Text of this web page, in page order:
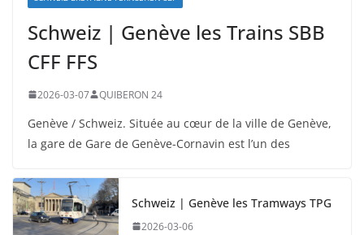
Schweiz | Genève les Trains SBB
CFF FFS
2026-03-07 QUIBERON 24
Genève / Schweiz. Située au cœur de la ville de Genève,
la gare de Gare de Genève-Cornavin est l’un des
Schweiz | Genève les Tramways TPG
2026-03-06